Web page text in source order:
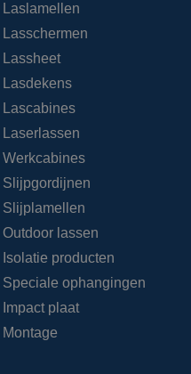
Laslamellen
Lasschermen
Lassheet
Lasdekens
Lascabines
Laserlassen
Werkcabines
Slijpgordijnen
Slijplamellen
Outdoor lassen
Isolatie producten
Speciale ophangingen
Impact plaat
Montage